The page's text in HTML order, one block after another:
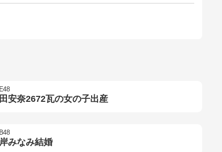
安奈2672瓦の女の子出産
みなみ結婚